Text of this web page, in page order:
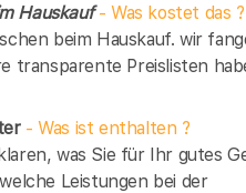
Hauskauf- Was kostet das ?
beim Hauskauf. wir
transparente Preislisten
- Was ist enthalten ?
was Sie für Ihr gutes
Leistungen bei der